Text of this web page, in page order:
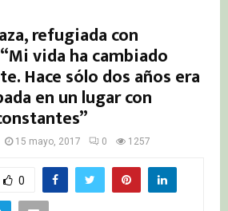
refugiada con
vida ha cambiado
Hace sólo dos años era
en un lugar con
15 mayo, 2017 0 1257
0